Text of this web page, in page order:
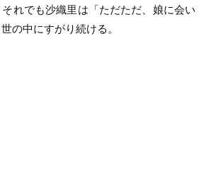
れでも沙織里は「ただただ、娘に会い
の中にすがり続ける。